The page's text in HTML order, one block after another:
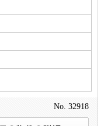
No. 32918